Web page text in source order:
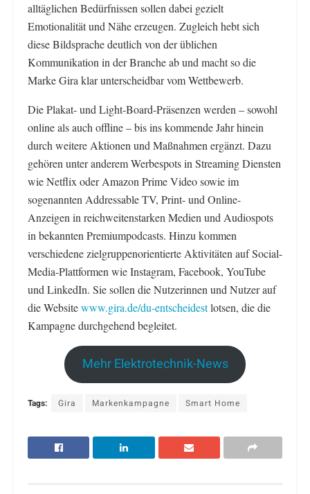
alltäglichen Bedürfnissen sollen dabei gezielt
Emotionalität und Nähe erzeugen. Zugleich hebt sich
diese Bildsprache deutlich von der üblichen
Kommunikation in der Branche ab und macht so die
Marke Gira klar unterscheidbar vom Wettbewerb.
Die Plakat- und Light-Board-Präsenzen werden – sowohl
online als auch offline – bis ins kommende Jahr hinein
durch weitere Aktionen und Maßnahmen ergänzt. Dazu
gehören unter anderem Werbespots in Streaming Diensten
wie Netflix oder Amazon Prime Video sowie im
sogenannten Addressable TV, Print- und Online-
Anzeigen in reichweitenstarken Medien und Audiospots
in bekannten Premiumpodcasts. Hinzu kommen
verschiedene zielgruppenorientierte Aktivitäten auf Social-
Media-Plattformen wie Instagram, Facebook, YouTube
und LinkedIn. Sie sollen die Nutzerinnen und Nutzer auf
die Websitewww.gira.de/du-entscheidestlotsen, die die
Kampagne durchgehend begleitet.
Mehr Elektrotechnik-News
Tags: Gira Markenkampagne Smart Home